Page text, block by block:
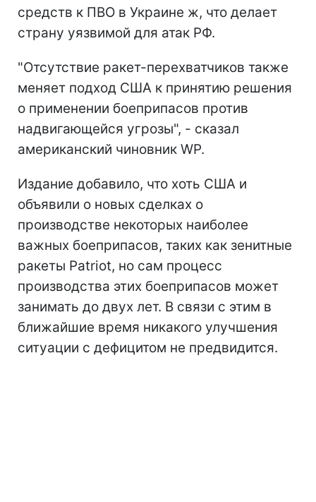
средств к ПВО в Украине ж, что делает
страну уязвимой для атак РФ.
"Отсутствие ракет-перехватчиков также
меняет подход США к принятию решения
о применении боеприпасов против
надвигающейся угрозы", - сказал
американский чиновник WP.
Издание добавило, что хоть США и
объявили о новых сделках о
производстве некоторых наиболее
важных боеприпасов, таких как зенитные
ракеты Patriot, но сам процесс
производства этих боеприпасов может
занимать до двух лет. В связи с этим в
ближайшие время никакого улучшения
ситуации с дефицитом не предвидится.